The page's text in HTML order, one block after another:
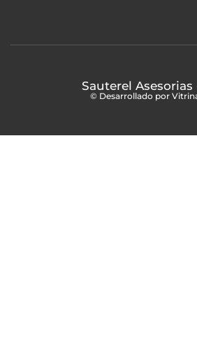
Sauterel Asesorias
© Desarrollado por